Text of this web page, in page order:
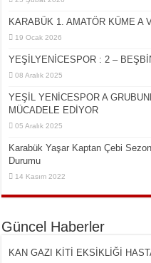
KARABÜK 1. AMATÖR KÜME A
19 Ocak 2026
YEŞİLYENİCESPOR : 2 –
08 Aralık 2025
YEŞİL YENİCESPOR A
MÜCADELE EDİYOR
05 Aralık 2025
Karabük Yaşar Kaptan Çebi
Durumu
14 Kasım 2022
Güncel Haberler
KAN GAZI KİTİ EKSİKLİĞİ